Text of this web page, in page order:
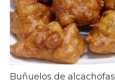
Buñuelos de alcachofas